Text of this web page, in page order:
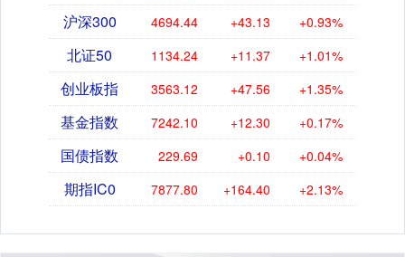
沪深300 4694.44 +43.13 +0.93%
北证50 1134.24 +11.37 +1.01%
创业板指 3563.12 +47.56 +1.35%
基金指数 7242.10 +12.30 +0.17%
国债指数 229.69 +0.10 +0.04%
期指IC0 7877.80 +164.40 +2.13%